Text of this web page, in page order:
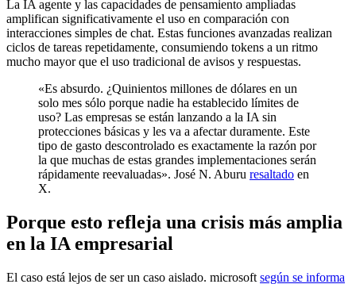
La IA agente y las capacidades de pensamiento ampliadas
amplifican significativamente el uso en comparación con
interacciones simples de chat. Estas funciones avanzadas realizan
ciclos de tareas repetidamente, consumiendo tokens a un ritmo
mucho mayor que el uso tradicional de avisos y respuestas.
«Es absurdo. ¿Quinientos millones de dólares en un
solo mes sólo porque nadie ha establecido límites de
uso? Las empresas se están lanzando a la IA sin
protecciones básicas y les va a afectar duramente. Este
tipo de gasto descontrolado es exactamente la razón por
la que muchas de estas grandes implementaciones serán
rápidamente reevaluadas». José N. Aburu resaltado en
X.
Porque esto refleja una crisis más amplia
en la IA empresarial
El caso está lejos de ser un caso aislado. microsoft según se informa